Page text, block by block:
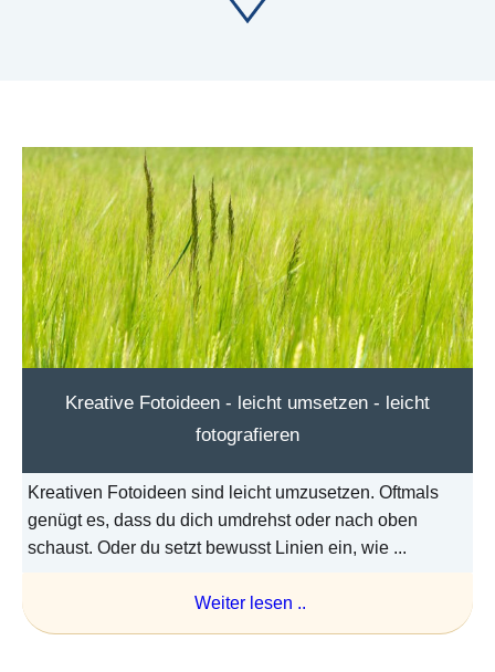
Kreative Fotoideen - leicht umsetzen - leicht
fotografieren
Kreativen Fotoideen sind leicht umzusetzen. Oftmals
genügt es, dass du dich umdrehst oder nach oben
schaust. Oder du setzt bewusst Linien ein, wie ...
Weiter lesen ..